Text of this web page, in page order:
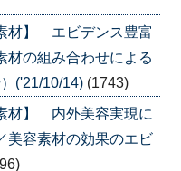
材】 エビデンス豊富
材の組み合わせによる
('21/10/14) (1743)
材】 内外美容実現に
美容素材の効果のエビ